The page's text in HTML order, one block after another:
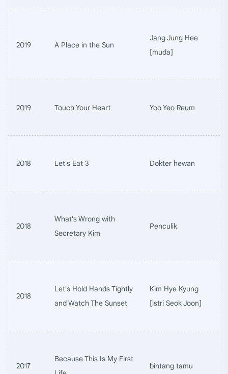
2019 A Place in the Sun
Jang Jung Hee
[muda]
2019 Touch Your Heart Yoo Yeo Reum
2018 Let's Eat 3 Dokter hewan
2018
What's Wrong with
Secretary Kim
Penculik
2018
Let's Hold Hands Tightly
and Watch The Sunset
Kim Hye Kyung
[istri Seok Joon]
2017
Because This Is My First
bintang tamu